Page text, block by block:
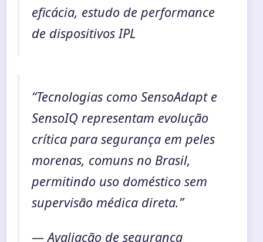
eficácia, estudo de performance
de dispositivos IPL
“Tecnologias como SensoAdapt e
SensoIQ representam evolução
crítica para segurança em peles
morenas, comuns no Brasil,
permitindo uso doméstico sem
supervisão médica direta.”
— Avaliação de segurança